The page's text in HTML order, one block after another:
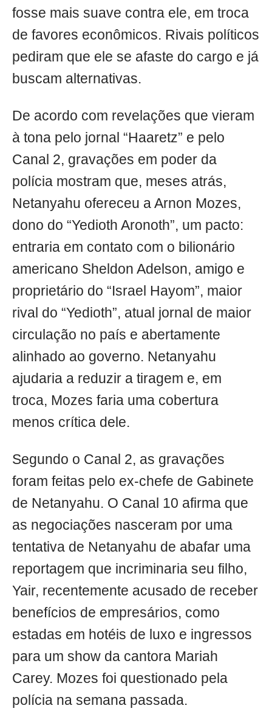
fosse mais suave contra ele, em troca
de favores econômicos. Rivais políticos
pediram que ele se afaste do cargo e já
buscam alternativas.
De acordo com revelações que vieram
à tona pelo jornal “Haaretz” e pelo
Canal 2, gravações em poder da
polícia mostram que, meses atrás,
Netanyahu ofereceu a Arnon Mozes,
dono do “Yedioth Aronoth”, um pacto:
entraria em contato com o bilionário
americano Sheldon Adelson, amigo e
proprietário do “Israel Hayom”, maior
rival do “Yedioth”, atual jornal de maior
circulação no país e abertamente
alinhado ao governo. Netanyahu
ajudaria a reduzir a tiragem e, em
troca, Mozes faria uma cobertura
menos crítica dele.
Segundo o Canal 2, as gravações
foram feitas pelo ex-chefe de Gabinete
de Netanyahu. O Canal 10 afirma que
as negociações nasceram por uma
tentativa de Netanyahu de abafar uma
reportagem que incriminaria seu filho,
Yair, recentemente acusado de receber
benefícios de empresários, como
estadas em hotéis de luxo e ingressos
para um show da cantora Mariah
Carey. Mozes foi questionado pela
polícia na semana passada.